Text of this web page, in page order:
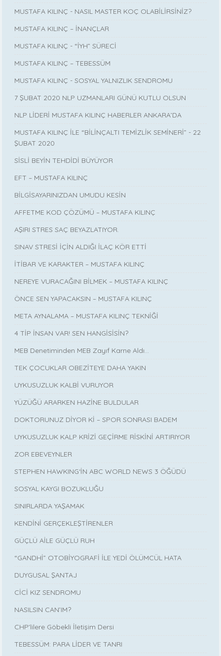
MUSTAFA KILINÇ - NASIL MASTER KOÇ OLABİLİRSİNİZ?
MUSTAFA KILINÇ – İNANÇLAR
MUSTAFA KILINÇ - “İYH” SÜRECİ
MUSTAFA KILINÇ – TEBESSÜM
MUSTAFA KILINÇ - SOSYAL YALNIZLIK SENDROMU
7 ŞUBAT 2020 NLP UZMANLARI GÜNÜ KUTLU OLSUN
NLP LİDERİ MUSTAFA KILINÇ HABERLER ANKARA’DA
MUSTAFA KILINÇ İLE “BİLİNÇALTI TEMİZLİK SEMİNERİ” - 22
ŞUBAT 2020
SİSLİ BEYİN TEHDİDİ BÜYÜYOR
EFT – MUSTAFA KILINÇ
BİLGİSAYARINIZDAN UMUDU KESİN
AFFETME KOD ÇÖZÜMÜ – MUSTAFA KILINÇ
AŞIRI STRES SAÇ BEYAZLATIYOR.
SINAV STRESİ İÇİN ALDIĞI İLAÇ KÖR ETTİ
İTİBAR VE KARAKTER – MUSTAFA KILINÇ
NEREYE VURACAĞINI BİLMEK – MUSTAFA KILINÇ
ÖNCE SEN YAPACAKSIN – MUSTAFA KILINÇ
META AYNALAMA – MUSTAFA KILINÇ TEKNİĞİ
4 TİP İNSAN VAR! SEN HANGİSİSİN?
MEB Denetiminden MEB Zayıf Karne Aldı…
TEK ÇOCUKLAR OBEZİTEYE DAHA YAKIN
UYKUSUZLUK KALBİ VURUYOR
YÜZÜĞÜ ARARKEN HAZİNE BULDULAR
DOKTORUNUZ DİYOR Kİ – SPOR SONRASI BADEM
UYKUSUZLUK KALP KRİZİ GEÇİRME RİSKİNİ ARTIRIYOR
ZOR EBEVEYNLER
STEPHEN HAWKING‘İN ABC WORLD NEWS 3 ÖĞÜDÜ
SOSYAL KAYGI BOZUKLUĞU
SINIRLARDA YAŞAMAK
KENDİNİ GERÇEKLEŞTİRENLER
GÜÇLÜ AİLE GÜÇLÜ RUH
“GANDHİ” OTOBİYOGRAFİ İLE YEDİ ÖLÜMCÜL HATA
DUYGUSAL ŞANTAJ
CİCİ KIZ SENDROMU
NASILSIN CAN’IM?
CHP'lilere Göbekli İletişim Dersi
TEBESSÜM: PARA LİDER VE TANRI